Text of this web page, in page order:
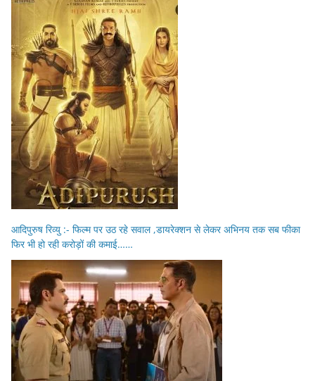
आदिपुरुष रिव्यु :- फिल्म पर उठ रहे सवाल ,डायरेक्शन से लेकर अभिनय तक सब फीका
फिर भी हो रही करोड़ों की कमाई……